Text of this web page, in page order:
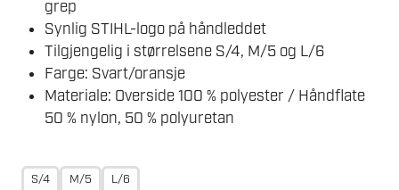
grep
Synlig STIHL-logo på håndleddet
Tilgjengelig i størrelsene S/4, M/5 og L/6
Farge: Svart/oransje
Materiale: Overside 100 % polyester / Håndflate
50 % nylon, 50 % polyuretan
S/4 M/5 L/6